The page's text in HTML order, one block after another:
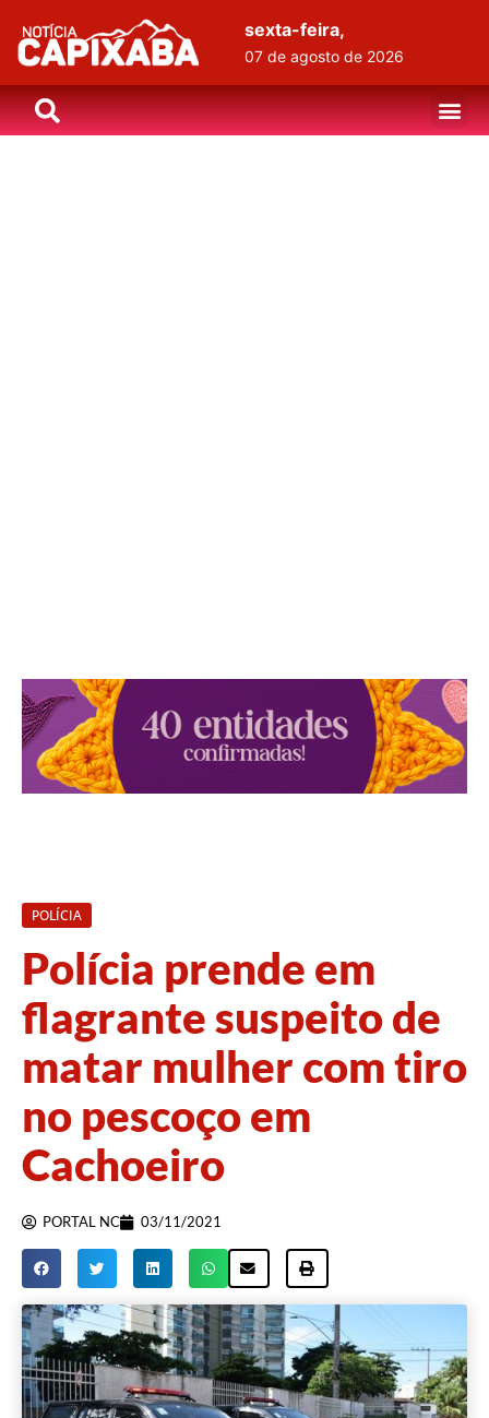
sexta-feira,
07 de agosto de 2026
POLÍCIA
Polícia prende em
flagrante suspeito de
matar mulher com tiro
no pescoço em
Cachoeiro
PORTAL NC 03/11/2021